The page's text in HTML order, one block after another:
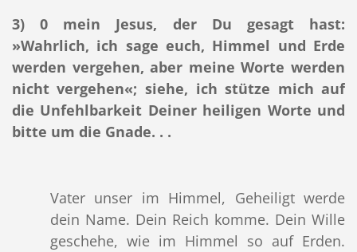
3)
0 mein Jesus, der Du gesagt hast:
»Wahrlich, ich sage euch, Himmel und Erde
werden vergehen, aber meine Worte werden
nicht vergehen«; siehe, ich stütze mich auf
die Unfehlbarkeit Deiner heiligen Worte und
bitte um die Gnade. . .
Vater unser im Himmel, Geheiligt werde
dein Name. Dein Reich komme. Dein Wille
geschehe, wie im Himmel so auf Erden.